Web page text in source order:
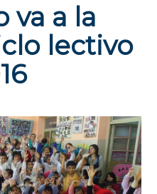
va a la
lectivo